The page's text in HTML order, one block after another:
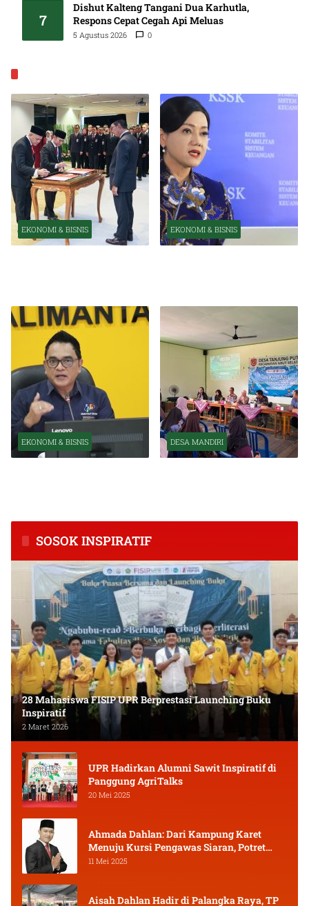
7
Dishut Kalteng Tangani Dua Karhutla,
Respons Cepat Cegah Api Meluas
5 Agustus 2026 0
EKONOMI & BISNIS EKONOMI & BISNIS
EKONOMI & BISNIS DESA MANDIRI
SOSOK INSPIRATIF
28 Mahasiswa FISIP UPR Berprestasi Launching Buku
Inspiratif
2 Maret 2026
UPR Hadirkan Alumni Sawit Inspiratif di
Panggung AgriTalks
20 Mei 2025
Ahmada Dahlan: Dari Kampung Karet
Menuju Kursi Pengawas Siaran, Potret
Pejuang Muda Kalimantan Tengah
11 Mei 2025
Aisah Dahlan Hadir di Palangka Raya, TP